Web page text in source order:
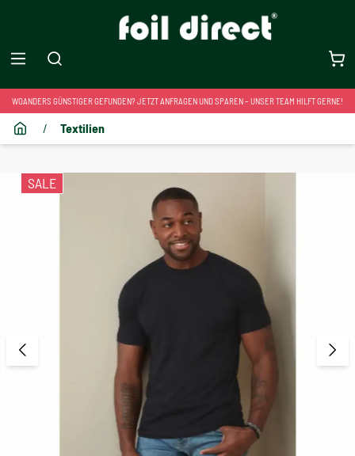
WOANDERS GÜNSTIGER GEFUNDEN? JETZT ANFRAGEN UND SPAREN – UNSER TEAM HILFT GERNE!
/ Textilien
SALE